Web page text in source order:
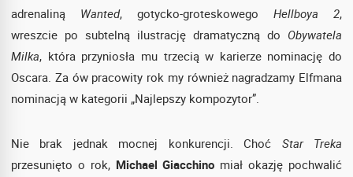
adrenaliną Wanted, gotycko-groteskowego Hellboya 2,
wreszcie po subtelną ilustrację dramatyczną do Obywatela
Milka, która przyniosła mu trzecią w karierze nominację do
Oscara. Za ów pracowity rok my również nagradzamy Elfmana
nominacją w kategorii „Najlepszy kompozytor”.
Nie brak jednak mocnej konkurencji. Choć Star Treka
przesunięto o rok, Michael Giacchino miał okazję pochwalić